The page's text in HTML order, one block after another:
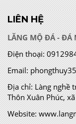
LIÊN HỆ
LĂNG MỘ ĐÁ - ĐÁ
Điện thoại:
Email:
Địa chỉ:Làng nghề
Thôn Xuân Phúc,
Website: